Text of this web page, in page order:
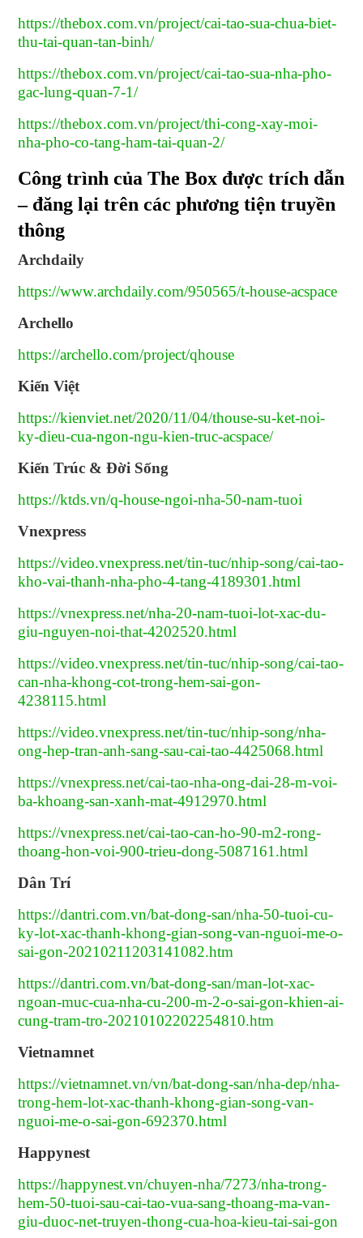
https://thebox.com.vn/project/cai-tao-sua-chua-biet-
thu-tai-quan-tan-binh/
https://thebox.com.vn/project/cai-tao-sua-nha-pho-
gac-lung-quan-7-1/
https://thebox.com.vn/project/thi-cong-xay-moi-
nha-pho-co-tang-ham-tai-quan-2/
Công trình của The Box được trích dẫn
– đăng lại trên các phương tiện truyền
thông
Archdaily
https://www.archdaily.com/950565/t-house-acspace
Archello
https://archello.com/project/qhouse
Kiến Việt
https://kienviet.net/2020/11/04/thouse-su-ket-noi-
ky-dieu-cua-ngon-ngu-kien-truc-acspace/
Kiến Trúc & Đời Sống
https://ktds.vn/q-house-ngoi-nha-50-nam-tuoi
Vnexpress
https://video.vnexpress.net/tin-tuc/nhip-song/cai-tao-
kho-vai-thanh-nha-pho-4-tang-4189301.html
https://vnexpress.net/nha-20-nam-tuoi-lot-xac-du-
giu-nguyen-noi-that-4202520.html
https://video.vnexpress.net/tin-tuc/nhip-song/cai-tao-
can-nha-khong-cot-trong-hem-sai-gon-
4238115.html
https://video.vnexpress.net/tin-tuc/nhip-song/nha-
ong-hep-tran-anh-sang-sau-cai-tao-4425068.html
https://vnexpress.net/cai-tao-nha-ong-dai-28-m-voi-
ba-khoang-san-xanh-mat-4912970.html
https://vnexpress.net/cai-tao-can-ho-90-m2-rong-
thoang-hon-voi-900-trieu-dong-5087161.html
Dân Trí
https://dantri.com.vn/bat-dong-san/nha-50-tuoi-cu-
ky-lot-xac-thanh-khong-gian-song-van-nguoi-me-o-
sai-gon-20210211203141082.htm
https://dantri.com.vn/bat-dong-san/man-lot-xac-
ngoan-muc-cua-nha-cu-200-m-2-o-sai-gon-khien-ai-
cung-tram-tro-20210102202254810.htm
Vietnamnet
https://vietnamnet.vn/vn/bat-dong-san/nha-dep/nha-
trong-hem-lot-xac-thanh-khong-gian-song-van-
nguoi-me-o-sai-gon-692370.html
Happynest
https://happynest.vn/chuyen-nha/7273/nha-trong-
hem-50-tuoi-sau-cai-tao-vua-sang-thoang-ma-van-
giu-duoc-net-truyen-thong-cua-hoa-kieu-tai-sai-gon